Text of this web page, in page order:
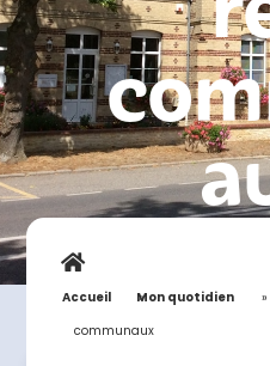
Accueil »
Mon quotidien »
communaux